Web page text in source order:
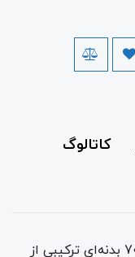
کاتالوگ
آبمیوه گیری پارس خزر مدل تایگر 700W بدنه‌ای ترکیبی از